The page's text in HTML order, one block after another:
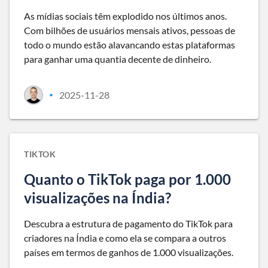
As mídias sociais têm explodido nos últimos anos.
Com bilhões de usuários mensais ativos, pessoas de
todo o mundo estão alavancando estas plataformas
para ganhar uma quantia decente de dinheiro.
• 2025-11-28
TIKTOK
Quanto o TikTok paga por 1.000
visualizações na Índia?
Descubra a estrutura de pagamento do TikTok para
criadores na Índia e como ela se compara a outros
países em termos de ganhos de 1.000 visualizações.